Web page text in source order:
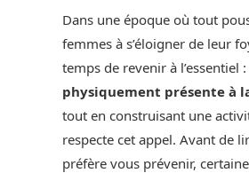
Dans une époque où tout
femmes à s’éloigner de leur
temps de revenir à l’essentiel :
physiquement présente à
tout en construisant une
respecte cet appel. Avant de
préfère vous prévenir,